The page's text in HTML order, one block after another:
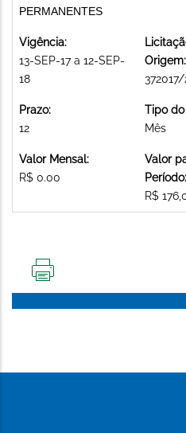
PERMANENTES
Vigência:
13-SEP-17 a 12-SEP-
18
Origem:
372017/
Prazo:
12
Tipo do
Mês
Valor Mensal:
R$ 0.00
Valor
Período:
R$
PÁGINA